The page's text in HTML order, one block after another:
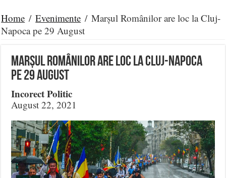
Home / Evenimente / Marșul Românilor are loc la Cluj-
Napoca pe 29 August
Marșul Românilor are loc la Cluj-Napoca
pe 29 August
Incorect Politic
August 22, 2021